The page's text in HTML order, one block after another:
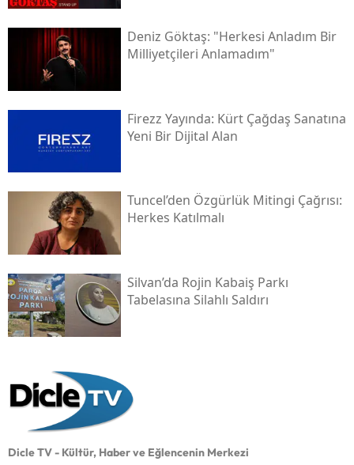
Deniz Göktaş: "herkesi Anladım Bir
Milliyetçileri Anlamadım"
Firezz Yayında: Kürt Çağdaş Sanatına
Yeni Bir Dijital Alan
Tuncel’den Özgürlük Mitingi Çağrısı:
Herkes Katılmalı
Silvan’da Rojin Kabaiş Parkı
Tabelasına Silahlı Saldırı
Dicle TV - Kültür, Haber ve Eğlencenin Merkezi